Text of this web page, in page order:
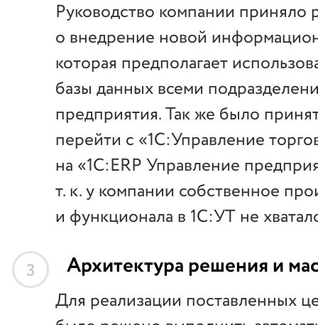
Руководство компании приняло
о внедрение новой
которая предполагает
базы данных всеми
предприятия. Так же было
перейти с «1С:Управление
на «1С:ERP Управление
т. к. у компании собственное
и функционала в 1С:УТ не
3 Архитектура решения и
Для реализации поставленных